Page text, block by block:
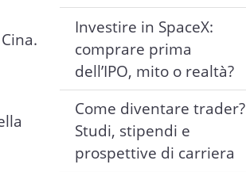
Investire in SpaceX:
comprare prima
dell’IPO, mito o realtà?
Come diventare trader?
Studi, stipendi e
prospettive di carriera